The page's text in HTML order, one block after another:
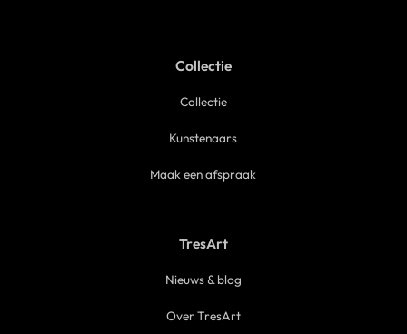
Collectie
Collectie
Kunstenaars
Maak een afspraak
TresArt
Nieuws & blog
Over TresArt